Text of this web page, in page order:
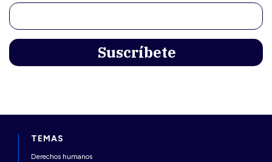
TEMAS
Derechos humanos